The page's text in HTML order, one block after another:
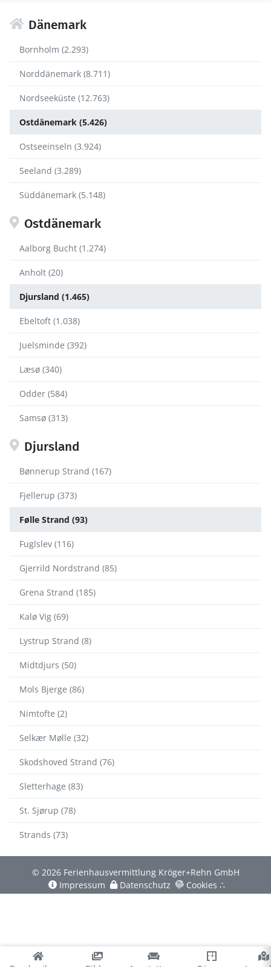
Dänemark
Bornholm (2.293)
Norddänemark (8.711)
Nordseeküste (12.763)
Ostdänemark (5.426)
Ostseeinseln (3.924)
Seeland (3.289)
Süddänemark (5.148)
Ostdänemark
Aalborg Bucht (1.274)
Anholt (20)
Djursland (1.465)
Ebeltoft (1.038)
Juelsminde (392)
Læsø (340)
Odder (584)
Samsø (313)
Djursland
Bønnerup Strand (167)
Fjellerup (373)
Følle Strand (93)
Fuglslev (116)
Gjerrild Nordstrand (85)
Grena Strand (185)
Kalø Vig (69)
Lystrup Strand (8)
Midtdjurs (50)
Mols Bjerge (86)
Nimtofte (2)
Selkær Mølle (32)
Skodshoved Strand (76)
Sletterhage (83)
St. Sjørup (78)
Strands (73)
© 2026 Ferienhausvermittlung Kröger+Rehn GmbH
Impressum
Datenschutz Cookies ∴